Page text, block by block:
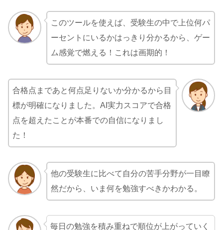
このツールを使えば、受験生の中で上位何パ
ーセントにいるかはっきり分かるから、ゲー
ム感覚で燃える！これは画期的！
合格点まであと何点足りないか分かるから目
標が明確になりました。AI実力スコアで合格
点を超えたことが本番での自信になりまし
た！
他の受験生に比べて自分の苦手分野が一目瞭
然だから、いま何を勉強すべきかわかる。
毎日の勉強を積み重ねで順位が上がっていく